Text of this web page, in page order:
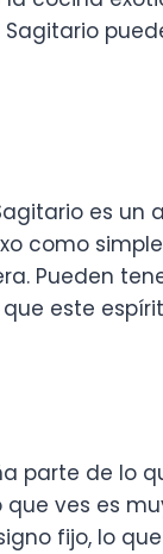
es un
como
Pueden
este
parte de lo
ves es
fijo, lo